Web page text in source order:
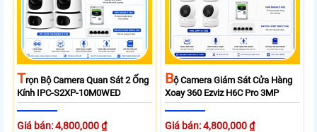
TRọn Bộ Camera Quan Sát 2 Ống
Kính IPC-S2XP-10M0WED
Giá bán: 4,800,000 ₫
BỘ Camera Giám Sát Cửa Hàng
Xoay 360 Ezviz H6C Pro 3MP
Giá bán: 4,800,000 ₫